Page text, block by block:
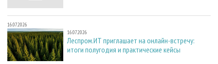
16.07.2026
16.07.2026
Леспром.ИТ приглашает на онлайн-встречу:
итоги полугодия и практические кейсы